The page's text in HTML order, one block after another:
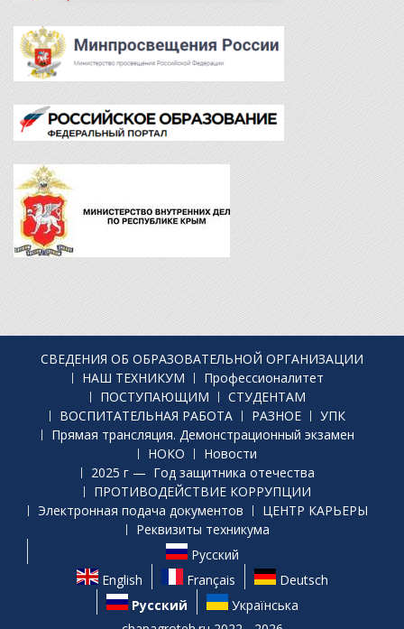
СВЕДЕНИЯ ОБ ОБРАЗОВАТЕЛЬНОЙ ОРГАНИЗАЦИИ
НАШ ТЕХНИКУМ
Профессионалитет
ПОСТУПАЮЩИМ
СТУДЕНТАМ
ВОСПИТАТЕЛЬНАЯ РАБОТА
РАЗНОЕ
УПК
Прямая трансляция. Демонстрационный экзамен
НОКО
Новости
2025 г — Год защитника отечества
ПРОТИВОДЕЙСТВИЕ КОРРУПЦИИ
Электронная подача документов
ЦЕНТР КАРЬЕРЫ
Реквизиты техникума
Русский
English
Français
Deutsch
Русский
Українська